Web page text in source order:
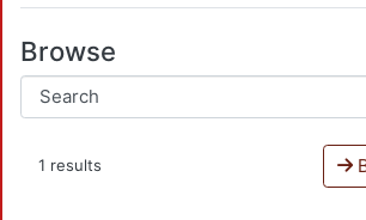
Browse
1 results